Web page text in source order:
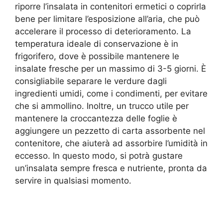
riporre l’insalata in contenitori ermetici o coprirla
bene per limitare l’esposizione all’aria, che può
accelerare il processo di deterioramento. La
temperatura ideale di conservazione è in
frigorifero, dove è possibile mantenere le
insalate fresche per un massimo di 3-5 giorni. È
consigliabile separare le verdure dagli
ingredienti umidi, come i condimenti, per evitare
che si ammollino. Inoltre, un trucco utile per
mantenere la croccantezza delle foglie è
aggiungere un pezzetto di carta assorbente nel
contenitore, che aiuterà ad assorbire l’umidità in
eccesso. In questo modo, si potrà gustare
un’insalata sempre fresca e nutriente, pronta da
servire in qualsiasi momento.